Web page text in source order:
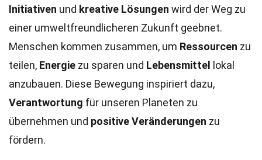
Initiativen und kreative Lösungen wird der Weg zu
einer umweltfreundlicheren Zukunft geebnet.
Menschen kommen zusammen, um Ressourcen zu
teilen, Energie zu sparen und Lebensmittel
lokal
anzubauen. Diese Bewegung inspiriert dazu,
Verantwortung für unseren Planeten zu
übernehmen und positive Veränderungen zu
fördern.